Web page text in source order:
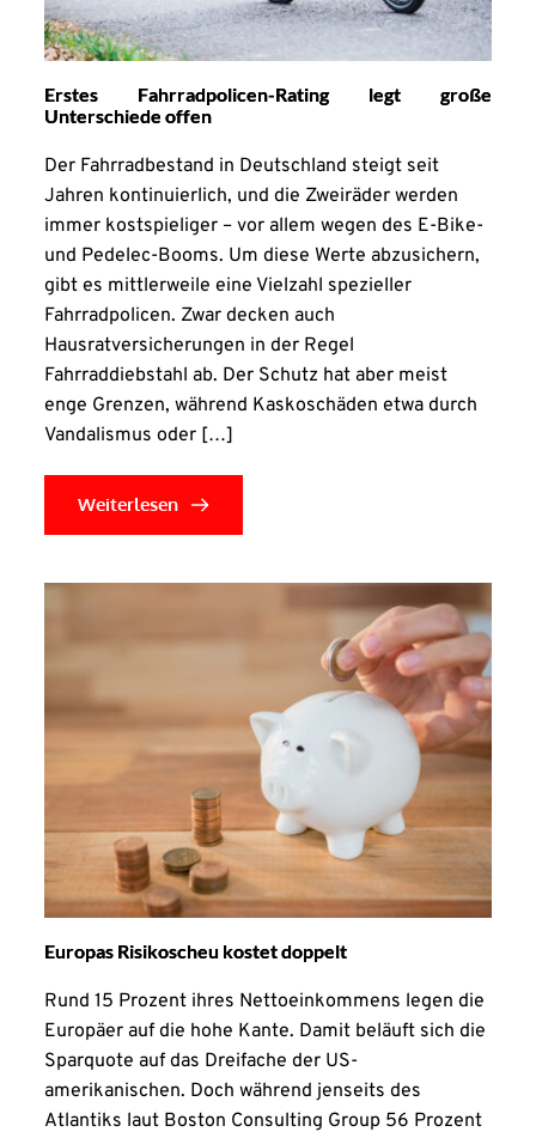
Erstes Fahrradpolicen-Rating legt große
Unterschiede offen
Der Fahrradbestand in Deutschland steigt seit
Jahren kontinuierlich, und die Zweiräder werden
immer kostspieliger – vor allem wegen des E-Bike-
und Pedelec-Booms. Um diese Werte abzusichern,
gibt es mittlerweile eine Vielzahl spezieller
Fahrradpolicen. Zwar decken auch
Hausratversicherungen in der Regel
Fahrraddiebstahl ab. Der Schutz hat aber meist
enge Grenzen, während Kaskoschäden etwa durch
Vandalismus oder […]
Weiterlesen
Europas Risikoscheu kostet doppelt
Rund 15 Prozent ihres Nettoeinkommens legen die
Europäer auf die hohe Kante. Damit beläuft sich die
Sparquote auf das Dreifache der US-
amerikanischen. Doch während jenseits des
Atlantiks laut Boston Consulting Group 56 Prozent